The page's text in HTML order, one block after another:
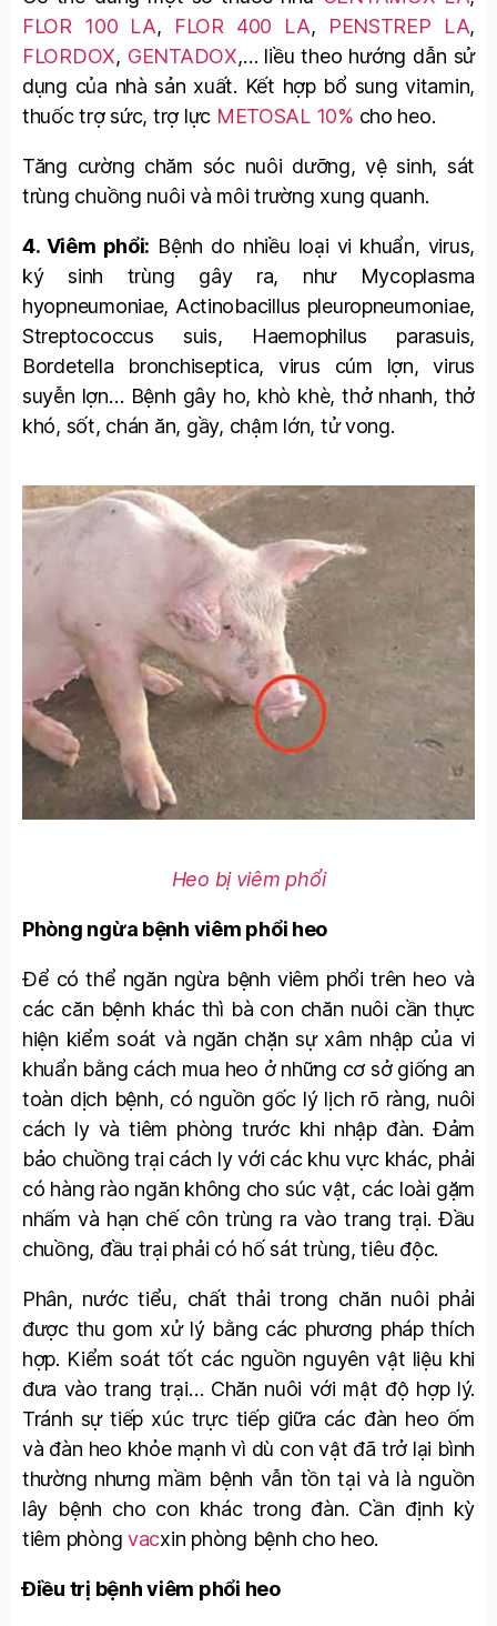
FLOR 100 LA, FLOR 400 LA, PENSTREP LA,
FLORDOX, GENTADOX,… liều theo hướng dẫn sử
dụng của nhà sản xuất. Kết hợp bổ sung vitamin,
thuốc trợ sức, trợ lực METOSAL 10% cho heo.
Tăng cường chăm sóc nuôi dưỡng, vệ sinh, sát
trùng chuồng nuôi và môi trường xung quanh.
4. Viêm phổi: Bệnh do nhiều loại vi khuẩn, virus,
ký sinh trùng gây ra, như Mycoplasma
hyopneumoniae, Actinobacillus pleuropneumoniae,
Streptococcus suis, Haemophilus parasuis,
Bordetella bronchiseptica, virus cúm lợn, virus
suyễn lợn… Bệnh gây ho, khò khè, thở nhanh, thở
khó, sốt, chán ăn, gầy, chậm lớn, tử vong.
Heo bị viêm phổi
Phòng ngừa bệnh viêm phổi heo
Để có thể ngăn ngừa bệnh viêm phổi trên heo và
các căn bệnh khác thì bà con chăn nuôi cần thực
hiện kiểm soát và ngăn chặn sự xâm nhập của vi
khuẩn bằng cách mua heo ở những cơ sở giống an
toàn dịch bệnh, có nguồn gốc lý lịch rõ ràng, nuôi
cách ly và tiêm phòng trước khi nhập đàn. Đảm
bảo chuồng trại cách ly với các khu vực khác, phải
có hàng rào ngăn không cho súc vật, các loài gặm
nhấm và hạn chế côn trùng ra vào trang trại. Đầu
chuồng, đầu trại phải có hố sát trùng, tiêu độc.
Phân, nước tiểu, chất thải trong chăn nuôi phải
được thu gom xử lý bằng các phương pháp thích
hợp. Kiểm soát tốt các nguồn nguyên vật liệu khi
đưa vào trang trại… Chăn nuôi với mật độ hợp lý.
Tránh sự tiếp xúc trực tiếp giữa các đàn heo ốm
và đàn heo khỏe mạnh vì dù con vật đã trở lại bình
thường nhưng mầm bệnh vẫn tồn tại và là nguồn
lây bệnh cho con khác trong đàn. Cần định kỳ
tiêm phòngvacxin phòng bệnh cho heo.
Điều trị bệnh viêm phổi heo